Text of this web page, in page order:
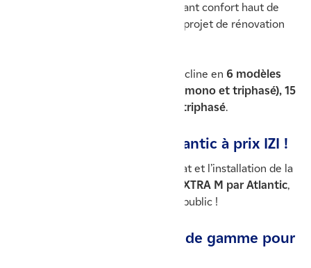
modèle nouvelle génération associant confort haut de
gamme et design, idéal pour votre projet de rénovation
Ce modèle en chauffage seul se décline en 6 modèles
pour 4 puissances : 9 kW, 12 kW (mono et triphasé), 15
kW (mono et triphasé), et 17 kW triphasé.
Une pompe à chaleur Atlantic à prix IZI !
En passant par IZI by EDF pour l’achat et l’installation de la
IXTRA M par Atlantic,
bénéficiez d’une remise sur le prix public !
Une PAC monobloc haut de gamme pour